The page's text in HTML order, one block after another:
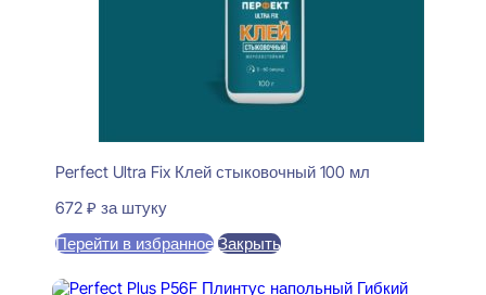
Perfect Ultra Fix Клей стыковочный 100 мл
672 ₽ за штуку
Перейти в избранное Закрыть